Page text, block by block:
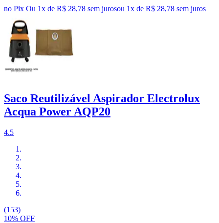
no Pix Ou 1x de R$ 28,78 sem jurosou 1x de R$ 28,78 sem juros
Saco Reutilizável Aspirador Electrolux
Acqua Power AQP20
4.5
(153)
10% OFF